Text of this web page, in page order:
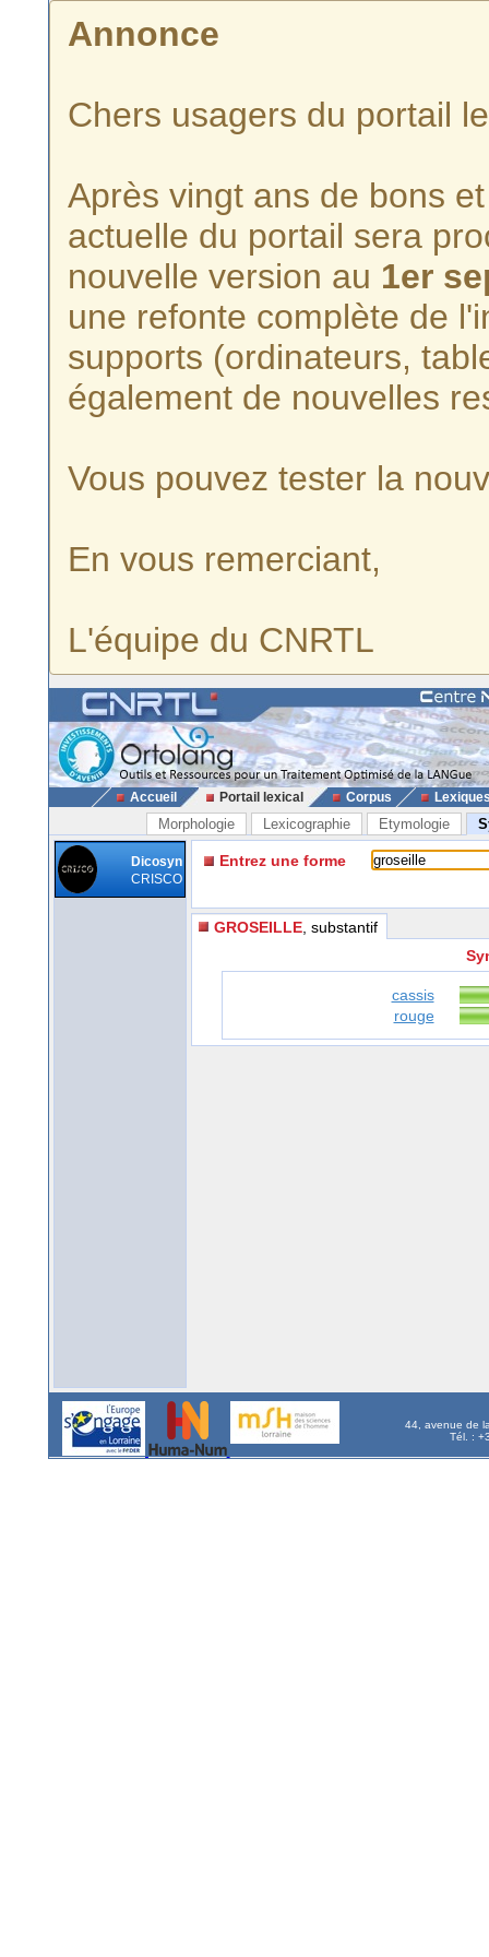
Annonce
Chers usagers du portail
Après vingt ans de bons
actuelle du portail sera
nouvelle version au 1er
une refonte complète de
supports (ordinateurs,
également de nouvelles
Vous pouvez tester la
En vous remerciant,
L'équipe du CNRTL
Accueil Portail lexical Corpus
Morphologie Lexicographie Etymologie
Dicosyn
CRISCO
Entrez une forme
GROSEILLE , substantif
cassis
rouge
44, avenue de
Tél. :